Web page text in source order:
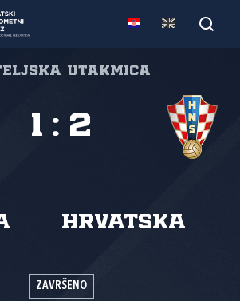
utakmica
Hrvatska
1 : 2
ZAVRŠENO